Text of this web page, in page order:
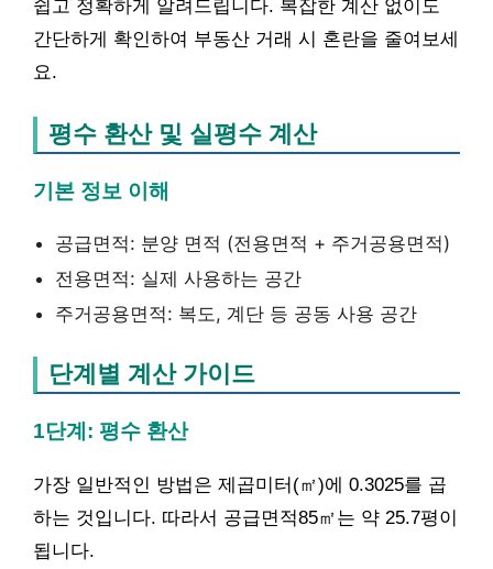
쉽고 정확하게 알려드립니다. 복잡한 계산 없이도
간단하게 확인하여 부동산 거래 시 혼란을 줄여보세
요.
평수 환산 및 실평수 계산
기본 정보 이해
공급면적: 분양 면적 (전용면적 + 주거공용면적)
전용면적: 실제 사용하는 공간
주거공용면적: 복도, 계단 등 공동 사용 공간
단계별 계산 가이드
1단계: 평수 환산
가장 일반적인 방법은 제곱미터(㎡)에 0.3025를 곱
하는 것입니다. 따라서 공급면적85㎡는 약 25.7평이
됩니다.